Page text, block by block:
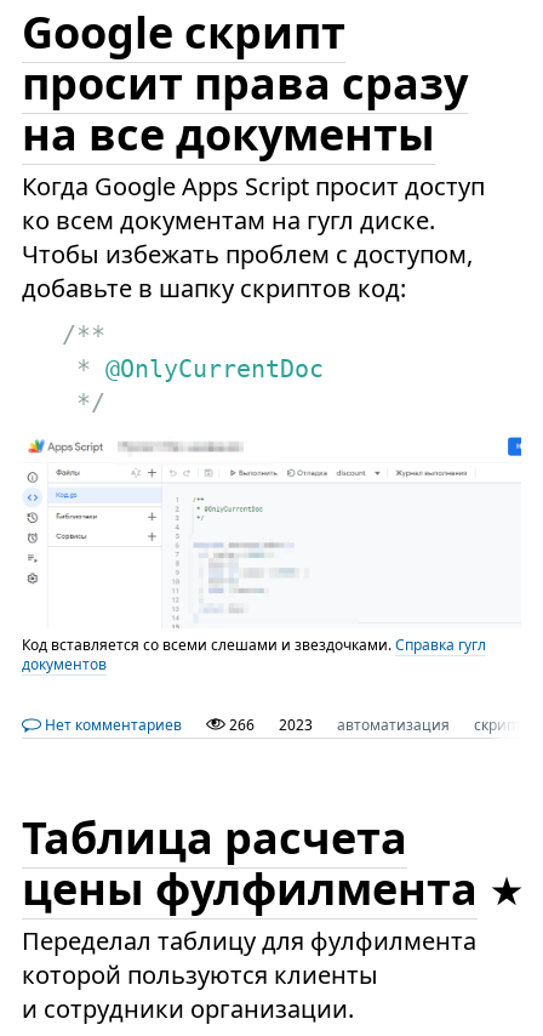
Google скрипт
просит права сразу
на все документы
Когда Google Apps Script просит доступ
ко всем документам на гугл диске.
Чтобы избежать проблем с доступом,
добавьте в шапку скриптов код:
/**
* @OnlyCurrentDoc
*/
Код вставляется со всеми слешами и звездочками.Справка гугл
документов
Нет комментариев 266 2023 автоматизация скрипт
Таблица расчета
цены фулфилмента
Переделал таблицу для фулфилмента
которой пользуются клиенты
и сотрудники организации.